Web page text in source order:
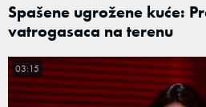
Spašene ugrožene kuće:
vatrogasaca na terenu
03:15